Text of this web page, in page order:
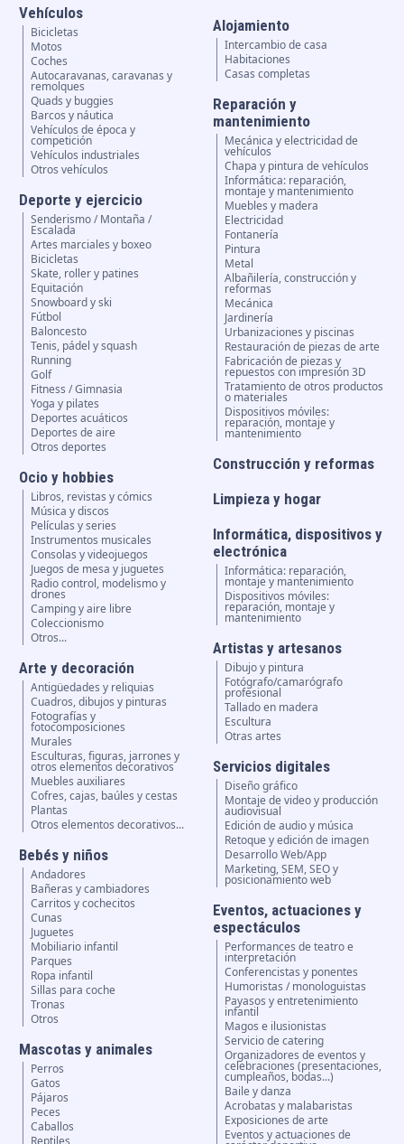
Vehículos
Bicicletas
Motos
Coches
Autocaravanas, caravanas y
remolques
Quads y buggies
Barcos y náutica
Vehículos de época y
competición
Vehículos industriales
Otros vehículos
Deporte y ejercicio
Senderismo / Montaña /
Escalada
Artes marciales y boxeo
Bicicletas
Skate, roller y patines
Equitación
Snowboard y ski
Fútbol
Baloncesto
Tenis, pádel y squash
Running
Golf
Fitness / Gimnasia
Yoga y pilates
Deportes acuáticos
Deportes de aire
Otros deportes
Ocio y hobbies
Libros, revistas y cómics
Música y discos
Películas y series
Instrumentos musicales
Consolas y videojuegos
Juegos de mesa y juguetes
Radio control, modelismo y
drones
Camping y aire libre
Coleccionismo
Otros...
Arte y decoración
Antigüedades y reliquias
Cuadros, dibujos y pinturas
Fotografías y
fotocomposiciones
Murales
Esculturas, figuras, jarrones y
otros elementos decorativos
Muebles auxiliares
Cofres, cajas, baúles y cestas
Plantas
Otros elementos decorativos...
Bebés y niños
Andadores
Bañeras y cambiadores
Carritos y cochecitos
Cunas
Juguetes
Mobiliario infantil
Parques
Ropa infantil
Sillas para coche
Tronas
Otros
Mascotas y animales
Perros
Gatos
Pájaros
Peces
Caballos
Reptiles
Alojamiento
Intercambio de casa
Habitaciones
Casas completas
Reparación y
mantenimiento
Mecánica y electricidad de
vehículos
Chapa y pintura de vehículos
Informática: reparación,
montaje y mantenimiento
Muebles y madera
Electricidad
Fontanería
Pintura
Metal
Albañilería, construcción y
reformas
Mecánica
Jardinería
Urbanizaciones y piscinas
Restauración de piezas de arte
Fabricación de piezas y
repuestos con impresión 3D
Tratamiento de otros productos
o materiales
Dispositivos móviles:
reparación, montaje y
mantenimiento
Construcción y reformas
Limpieza y hogar
Informática, dispositivos y
electrónica
Informática: reparación,
montaje y mantenimiento
Dispositivos móviles:
reparación, montaje y
mantenimiento
Artistas y artesanos
Dibujo y pintura
Fotógrafo/camarógrafo
profesional
Tallado en madera
Escultura
Otras artes
Servicios digitales
Diseño gráfico
Montaje de video y producción
audiovisual
Edición de audio y música
Retoque y edición de imagen
Desarrollo Web/App
Marketing, SEM, SEO y
posicionamiento web
Eventos, actuaciones y
espectáculos
Performances de teatro e
interpretación
Conferencistas y ponentes
Humoristas / monologuistas
Payasos y entretenimiento
infantil
Magos e ilusionistas
Servicio de catering
Organizadores de eventos y
celebraciones (presentaciones,
cumpleaños, bodas...)
Baile y danza
Acrobatas y malabaristas
Exposiciones de arte
Eventos y actuaciones de